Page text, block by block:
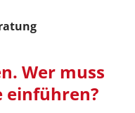
Wer muss
einführen?